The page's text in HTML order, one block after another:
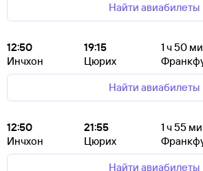
Найти авиабилеты
12:50
Инчхон
19:15
Цюрих
1ч 50
Найти авиабилеты
12:50
Инчхон
21:55
Цюрих
1ч 55
Найти авиабилеты